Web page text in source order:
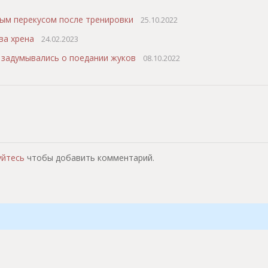
перекусом после тренировки 25.10.2022
хрена 24.02.2023
о поедании жуков 08.10.2022
чтобы добавить комментарий.